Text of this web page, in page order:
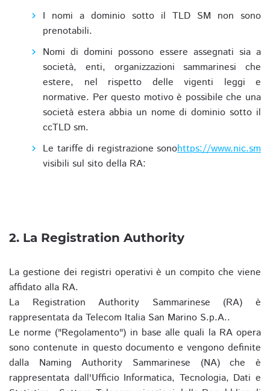
I nomi a dominio sotto il TLD SM non sono
prenotabili.
Nomi di domini possono essere assegnati sia a
società, enti, organizzazioni sammarinesi che
estere, nel rispetto delle vigenti leggi e
normative. Per questo motivo è possibile che una
società estera abbia un nome di dominio sotto il
ccTLD sm.
Le tariffe di registrazione sono
visibili sul sito della RA:
https://www.nic.sm
2. La Registration Authority
La gestione dei registri operativi è un compito che viene
affidato alla RA.
La Registration Authority Sammarinese (RA) è
rappresentata da Telecom Italia San Marino S.p.A..
Le norme ("Regolamento") in base alle quali la RA opera
sono contenute in questo documento e vengono definite
dalla Naming Authority Sammarinese (NA) che è
rappresentata dall'Ufficio Informatica, Tecnologia, Dati e